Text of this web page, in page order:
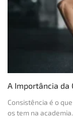
A Importância da
Consistência é o
os tem na